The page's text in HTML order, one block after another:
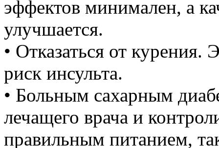
эффектов минимален, а
улучшается.
• Отказаться от курения.
риск инсульта.
• Больным сахарным
лечащего врача и
правильным питанием,